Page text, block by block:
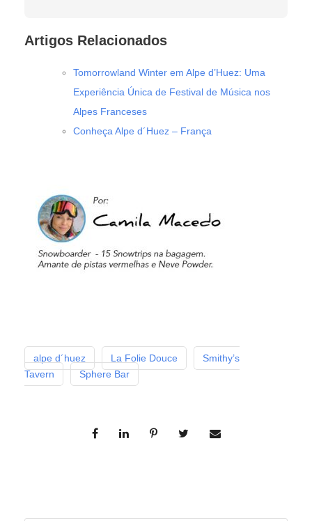
Artigos Relacionados
Tomorrowland Winter em Alpe d’Huez: Uma
Experiência Única de Festival de Música nos
Alpes Franceses
Conheça Alpe d´Huez – França
alpe d´huez La Folie Douce
Smithy’s
Tavern
Sphere Bar